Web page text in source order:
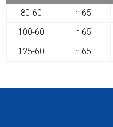
80-60 h 65
100-60
h 65
125-60
h 65